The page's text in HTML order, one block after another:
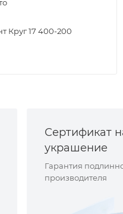
Круг 17 400-200
Сертификат
украшение
Гарантия
производителя